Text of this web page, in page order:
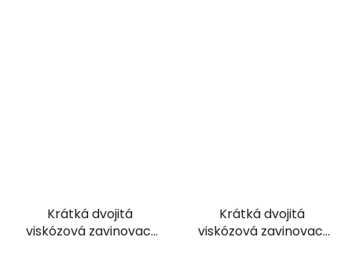
Krátká dvojitá
viskózová zavinovací
Krátká dvojitá
viskózová zavinovací